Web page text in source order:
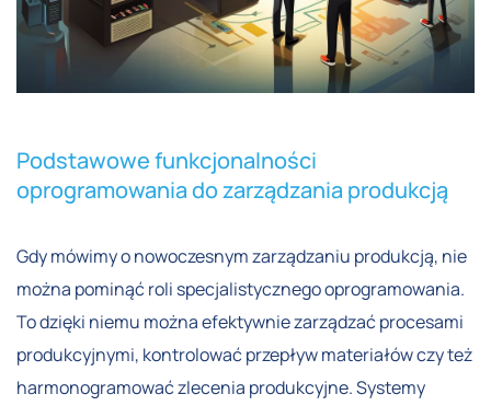
Podstawowe funkcjonalności
oprogramowania do zarządzania produkcją
Gdy mówimy o nowoczesnym zarządzaniu produkcją, nie
można pominąć roli specjalistycznego oprogramowania.
To dzięki niemu można efektywnie zarządzać procesami
produkcyjnymi, kontrolować przepływ materiałów czy też
harmonogramować zlecenia produkcyjne. Systemy